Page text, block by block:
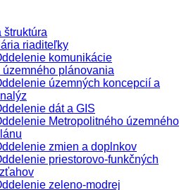
štruktúra
riaditeľky
komunikácie
územného plánovania
územných koncepcií a
dát a GIS
Metropolitného územného
zmien a doplnkov
priestorovo-funkčných
zeleno-modrej